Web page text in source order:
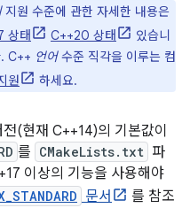
지원 수준에 관한 자세한 내용은
상태 C++20 상태
있습니
C++ 언어수준 직각을 이루는 컴
원 하세요.
(현재 C++14)의 기본값이
를 CMakeLists.txt 파
이상의 기능을 사용해야
문서
를 참조